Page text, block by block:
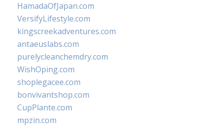
HamadaOfJapan.com
VersifyLifestyle.com
kingscreekadventures.com
antaeuslabs.com
purelycleanchemdry.com
WishOping.com
shoplegacee.com
bonvivantshop.com
CupPlante.com
mpzin.com